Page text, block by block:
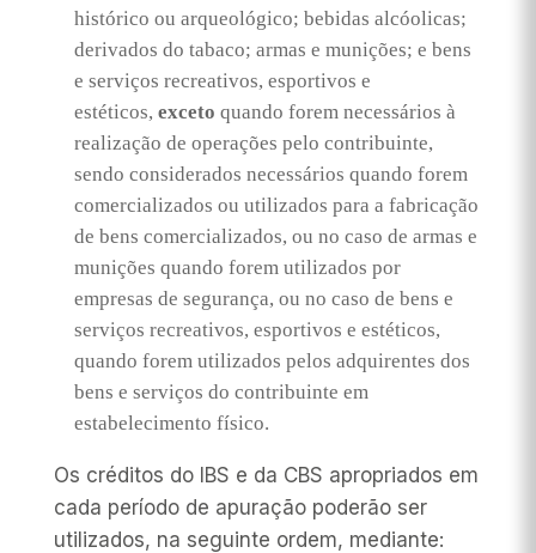
histórico ou arqueológico; bebidas alcóolicas;
derivados do tabaco; armas e munições; e bens
e serviços recreativos, esportivos e
estéticos, exceto quando forem necessários à
realização de operações pelo contribuinte,
sendo considerados necessários quando forem
comercializados ou utilizados para a fabricação
de bens comercializados, ou no caso de armas e
munições quando forem utilizados por
empresas de segurança, ou no caso de bens e
serviços recreativos, esportivos e estéticos,
quando forem utilizados pelos adquirentes dos
bens e serviços do contribuinte em
estabelecimento físico.
Os créditos do IBS e da CBS apropriados em
cada período de apuração poderão ser
utilizados, na seguinte ordem, mediante: